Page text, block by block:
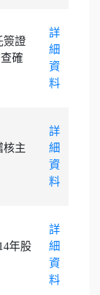
簽證
確
詳
細
資
料
核主
詳
細
資
料
年股
詳
細
資
料